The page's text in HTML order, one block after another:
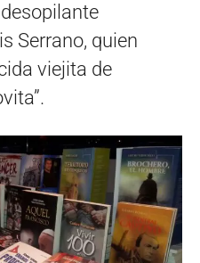
Serrano, quien
viejita de